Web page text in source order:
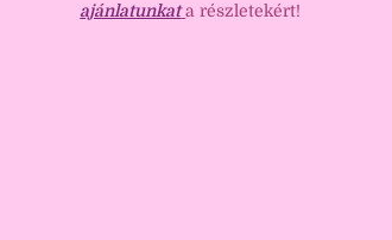
ajánlatunkat a részletekért!